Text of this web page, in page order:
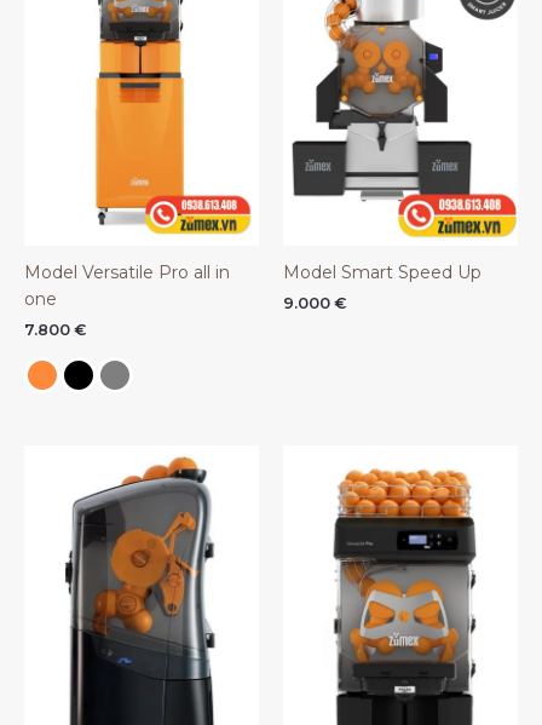
Model Versatile Pro all in
one
7.800 €
Model Smart Speed Up
9.000 €